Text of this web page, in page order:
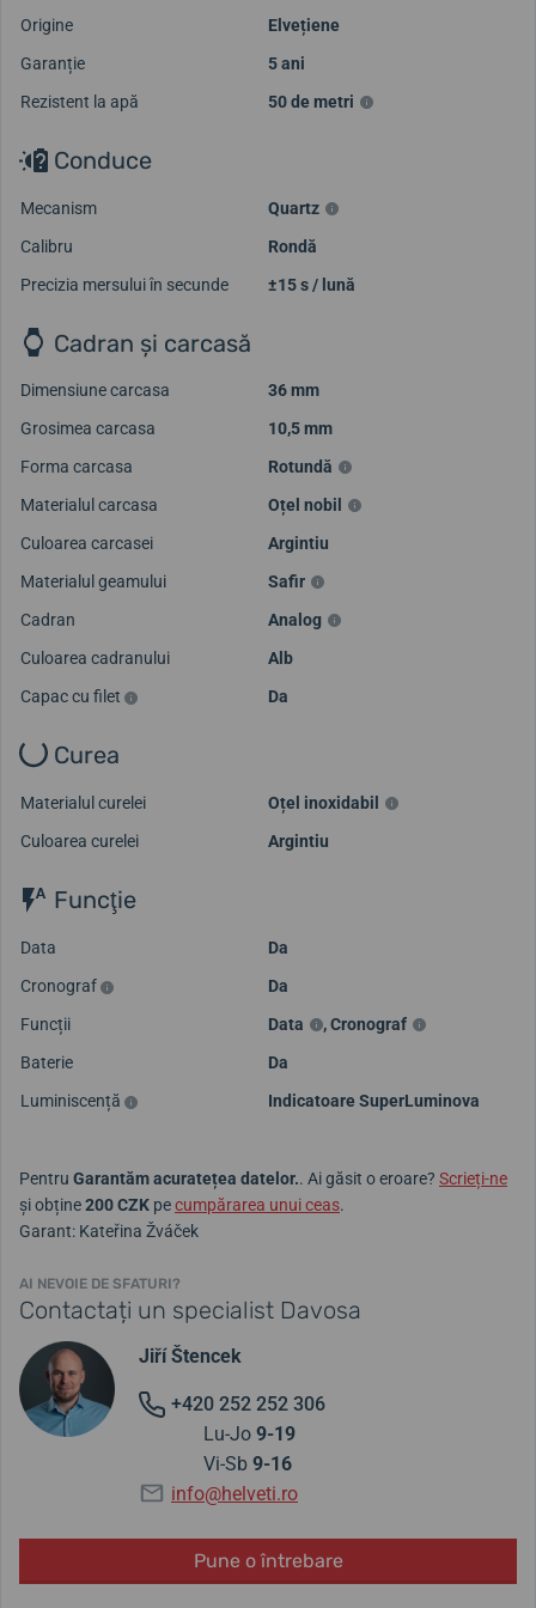
Origine
Elvețiene
Garanție
5 ani
Rezistent la apă
50 de metri
Conduce
Mecanism
Quartz
Calibru
Rondă
Precizia mersului în secunde
±15 s / lună
Cadran și carcasă
Dimensiune carcasa
36 mm
Grosimea carcasa
10,5 mm
Forma carcasa
Rotundă
Materialul carcasa
Oțel nobil
Culoarea carcasei
Argintiu
Materialul geamului
Safir
Cadran
Analog
Culoarea cadranului
Alb
Capac cu filet
Da
Curea
Materialul curelei
Oțel inoxidabil
Culoarea curelei
Argintiu
Funcţie
Data
Da
Cronograf
Da
Funcții
Data ,Cronograf
Baterie
Da
Luminiscență
Indicatoare SuperLuminova
Pentru Garantăm acuratețea datelor.. Ai găsit o eroare? Scrieți-ne
și obține200 CZK pecumpărarea unui ceas.
Garant: Kateřina Žváček
AI NEVOIE DE SFATURI?
Contactați un specialist Davosa
Jiří Štencek
+420 252 252 306
Lu-Jo 9-19
Vi-Sb 9-16
info@helveti.ro
Pune o întrebare